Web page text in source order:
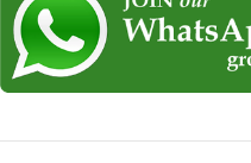
لبنان مرحلة جديدة!